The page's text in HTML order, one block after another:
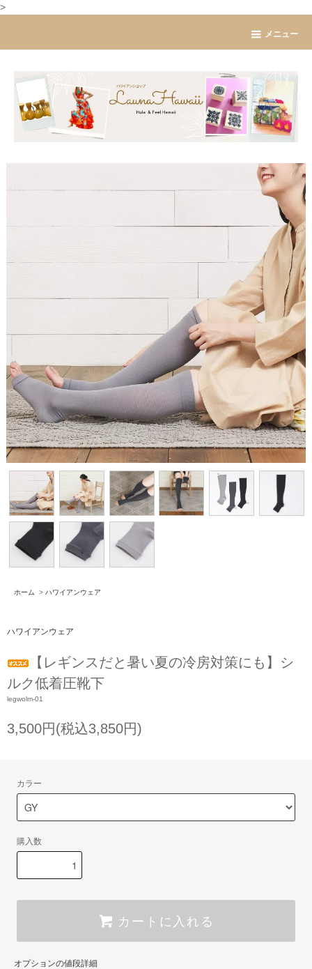
>
メニュー
ホーム > ハワイアンウェア
ハワイアンウェア
【レギンスだと暑い夏の冷房対策にも】シ
ルク低着圧靴下
legwolm-01
3,500円(税込3,850円)
カラー
購入数
カートに入れる
オプションの値段詳細